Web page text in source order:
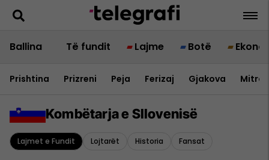
Ballina Të fundit Lajme Botë
Prishtina Prizreni Peja Ferizaj Gjakova
Kombëtarja e Sllovenisë
Lajmet e Fundit Lojtarët Historia Fansat